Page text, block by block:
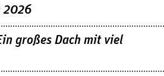
2026
großes Dach mit viel